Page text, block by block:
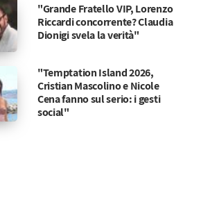
"Grande Fratello VIP, Lorenzo
Riccardi concorrente? Claudia
Dionigi svela la verità"
"Temptation Island 2026,
Cristian Mascolino e Nicole
Cena fanno sul serio: i gesti
social"